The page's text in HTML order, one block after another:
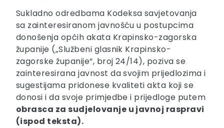
Sukladno odredbama Kodeksa savjetovanja
sa zainteresiranom javnošću u postupcima
donošenja općih akata Krapinsko-zagorska
županije („Službeni glasnik Krapinsko-
zagorske županije“, broj 24/14), poziva se
zainteresirana javnost da svojim prijedlozima i
sugestijama pridonese kvaliteti akta koji se
donosi i da svoje primjedbe i prijedloge putem
obrasca za sudjelovanje u javnoj raspravi
(ispod teksta).